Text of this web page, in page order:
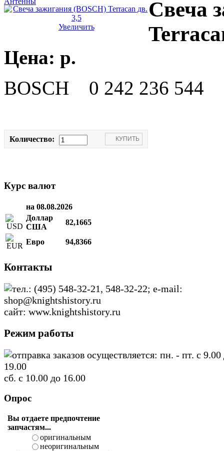
Увеличить
Свеча
Цена: p.
BOSCH 0 242 236 544
Количество:
Курс валют
на 08.08.2026
Доллар
США
82,1665
Евро 94,8366
Контакты
тел.: (495) 548-32-21, 548-32-22; e-mail:
shop@knightshistory.ru
сайт: www.knightshistory.ru
Режим работы
отправка заказов осуществляется: пн. - пт. с 9.00
19.00
сб. с 10.00 до 16.00
Опрос
Вы отдаете предпочтение
запчастям...
оригинальным
неоригинальным